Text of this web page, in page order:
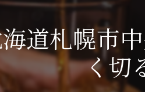
道札幌市
く切